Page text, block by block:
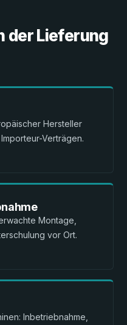
der Lieferung
Hersteller
Verträgen.
Montage,
vor Ort.
Inbetriebnahme,